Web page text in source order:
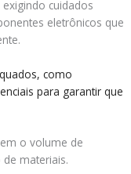
cuidados
eletrônicos que
como
para garantir que
o volume de
materiais.